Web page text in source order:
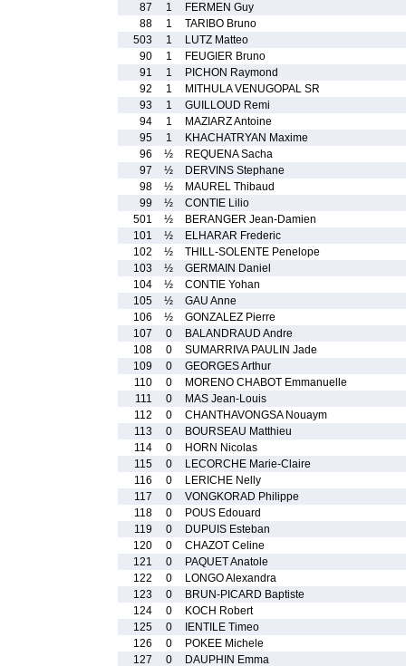
87
1
FERMEN Guy
88
1
TARIBO Bruno
503
1
LUTZ Matteo
90
1
FEUGIER Bruno
91
1
PICHON Raymond
92
1
MITHULA VENUGOPAL SR
93
1
GUILLOUD Remi
94
1
MAZIARZ Antoine
95
1
KHACHATRYAN Maxime
96
½
REQUENA Sacha
97
½
DERVINS Stephane
98
½
MAUREL Thibaud
99
½
CONTIE Lilio
501
½
BERANGER Jean-Damien
101
½
ELHARAR Frederic
102
½
THILL-SOLENTE Penelope
103
½
GERMAIN Daniel
104
½
CONTIE Yohan
105
½
GAU Anne
106
½
GONZALEZ Pierre
107
0
BALANDRAUD Andre
108
0
SUMARRIVA PAULIN Jade
109
0
GEORGES Arthur
110
0
MORENO CHABOT Emmanuelle
111
0
MAS Jean-Louis
112
0
CHANTHAVONGSA Nouaym
113
0
BOURSEAU Matthieu
114
0
HORN Nicolas
115
0
LECORCHE Marie-Claire
116
0
LERICHE Nelly
117
0
VONGKORAD Philippe
118
0
POUS Edouard
119
0
DUPUIS Esteban
120
0
CHAZOT Celine
121
0
PAQUET Anatole
122
0
LONGO Alexandra
123
0
BRUN-PICARD Baptiste
124
0
KOCH Robert
125
0
IENTILE Timeo
126
0
POKEE Michele
127
0
DAUPHIN Emma